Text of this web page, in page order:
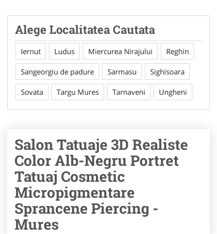
Alege Localitatea Cautata
Iernut Ludus Miercurea Nirajului Reghin
Sangeorgiu de padure Sarmasu Sighisoara
Sovata Targu Mures Tarnaveni Ungheni
Salon Tatuaje 3D Realiste
Color Alb-Negru Portret
Tatuaj Cosmetic
Micropigmentare
Sprancene Piercing -
Mures